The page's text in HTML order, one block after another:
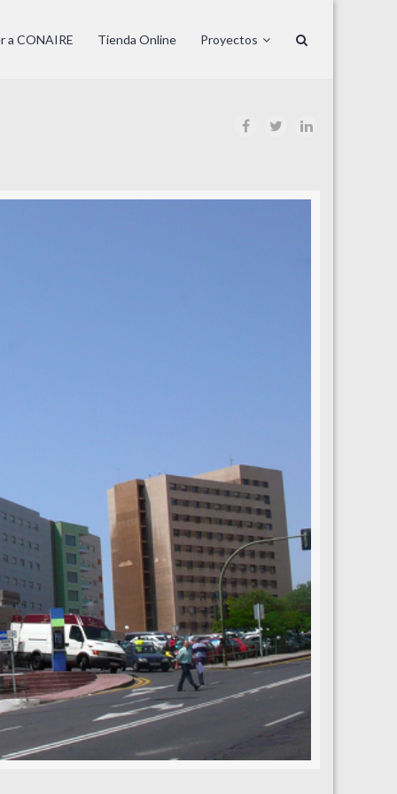
a CONAIRE Tienda Online Proyectos